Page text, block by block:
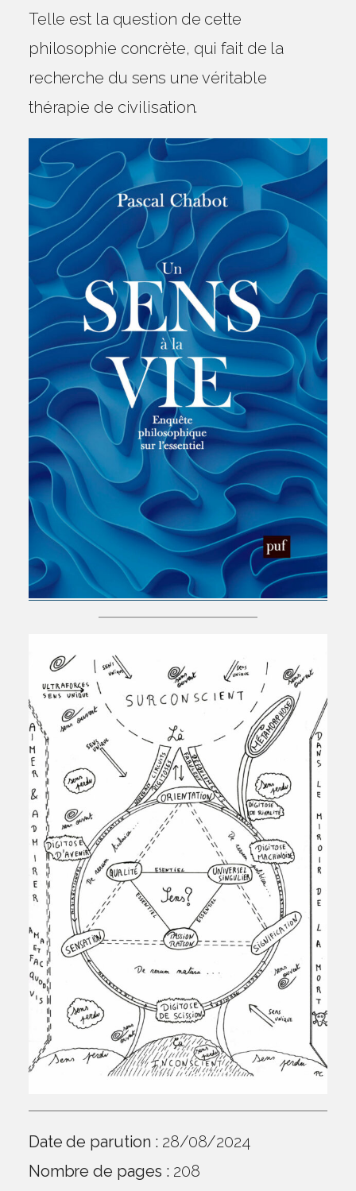
Telle est la question de cette
philosophie concrète, qui fait de la
recherche du sens une véritable
thérapie de civilisation.
Date de parution : 28/08/2024
Nombre de pages : 208